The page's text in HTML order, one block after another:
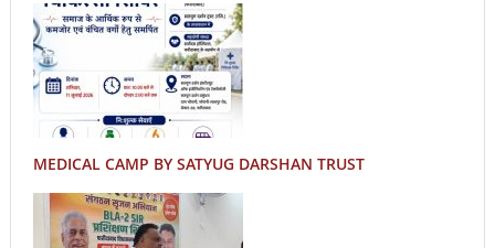
MEDICAL CAMP BY SATYUG DARSHAN TRUST